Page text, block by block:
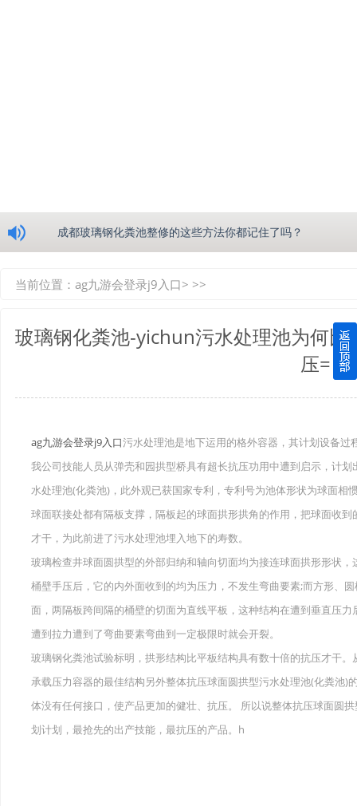
成都玻璃钢化粪池整修的这些方法你都记住了吗？
四川玻璃钢化粪池逐渐取代传统玻璃钢化粪池的这几点原因
在安装绵阳玻璃钢化粪池时可能遇到这些难题
使用成都玻璃钢化粪池的七大好处你都记住了吗？
当前位置： ag九游会登录j9入口> >>
玻璃钢化粪池-yichun污水处理池为何
压=
ag九游会登录j9入口污水处理池是地下运用的格外容器，其计划设备
我公司技能人员从弹壳和园拱型桥具有超长抗压功用中遭到启示，计
水处理池(化粪池)，此外观已获国家专利，专利号为池体形状为球面
球面联接处都有隔板支撑，隔板起的球面拱形拱角的作用，把球面收
才干，为此前进了污水处理池埋入地下的寿数。
玻璃检查井球面圆拱型的外部归纳和轴向切面均为接连球面拱形形状
桶壁手压后，它的内外面收到的均为压力，不发生弯曲要素;而方形、
面，两隔板跨间隔的桶壁的切面为直线平板，这种结构在遭到垂直压
遭到拉力遭到了弯曲要素弯曲到一定极限时就会开裂。
玻璃钢化粪池试验标明，拱形结构比平板结构具有数十倍的抗压才干
承载压力容器的最佳结构另外整体抗压球面圆拱型污水处理池(化粪池
体没有任何接口，使产品更加的健壮、抗压。 所以说整体抗压球面圆
划计划，最抢先的出产技能，最抗压的产品。h